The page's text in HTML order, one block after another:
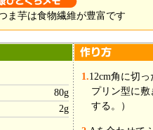
ま芋は食物繊維が豊富です
80g
2g
1.12cm角に切
プリン型に
する。）